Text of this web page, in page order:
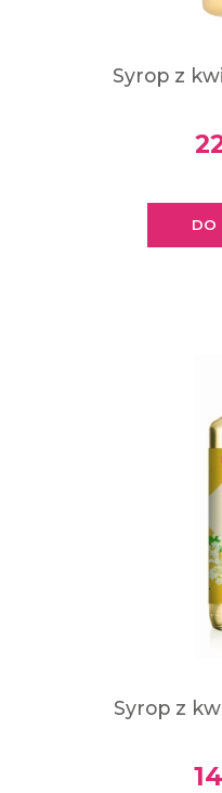
Syrop z
DO
Syrop z